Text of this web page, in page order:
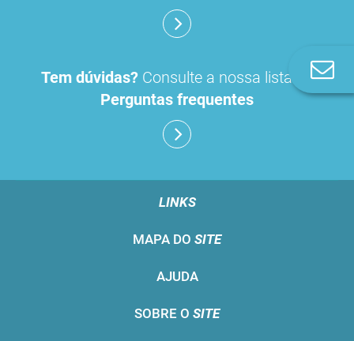
Tem dúvidas? Consulte a nossa lista de
Perguntas frequentes
LINKS
MAPA DO SITE
AJUDA
SOBRE O SITE